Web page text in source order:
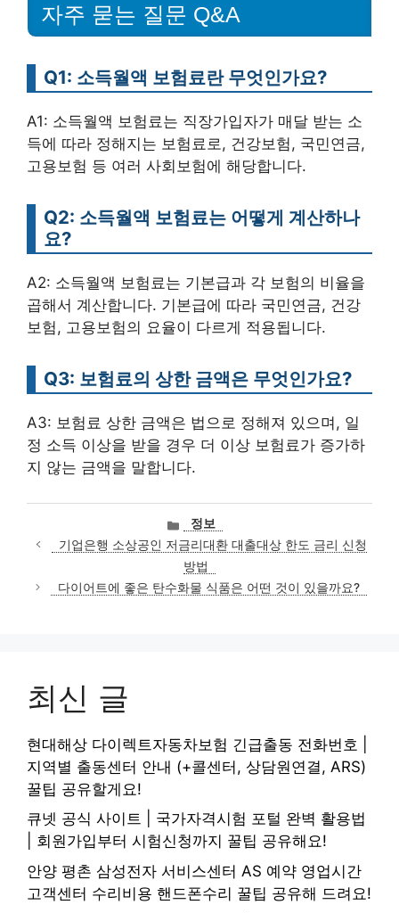
자주 묻는 질문 Q&A
Q1: 소득월액 보험료란 무엇인가요?
A1: 소득월액 보험료는 직장가입자가 매달 받는 소
득에 따라 정해지는 보험료로, 건강보험, 국민연금,
고용보험 등 여러 사회보험에 해당합니다.
Q2: 소득월액 보험료는 어떻게 계산하나
요?
A2: 소득월액 보험료는 기본급과 각 보험의 비율을
곱해서 계산합니다. 기본급에 따라 국민연금, 건강
보험, 고용보험의 요율이 다르게 적용됩니다.
Q3: 보험료의 상한 금액은 무엇인가요?
A3: 보험료 상한 금액은 법으로 정해져 있으며, 일
정 소득 이상을 받을 경우 더 이상 보험료가 증가하
지 않는 금액을 말합니다.
카
테
고
리
정보
기업은행 소상공인 저금리대환 대출대상 한도 금리 신청
방법
다이어트에 좋은 탄수화물 식품은 어떤 것이 있을까요?
최신 글
현대해상 다이렉트자동차보험 긴급출동 전화번호 |
지역별 출동센터 안내 (+콜센터, 상담원연결, ARS)
꿀팁 공유할게요!
큐넷 공식 사이트 | 국가자격시험 포털 완벽 활용법
| 회원가입부터 시험신청까지 꿀팁 공유해요!
안양 평촌 삼성전자 서비스센터 AS 예약 영업시간
고객센터 수리비용 핸드폰수리 꿀팁 공유해 드려요!